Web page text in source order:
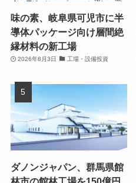
味の素、岐阜県可児市に半
導体パッケージ向け層間絶
縁材料の新工場
2026年8月3日 工場・設備投資
ダノンジャパン、群馬県館